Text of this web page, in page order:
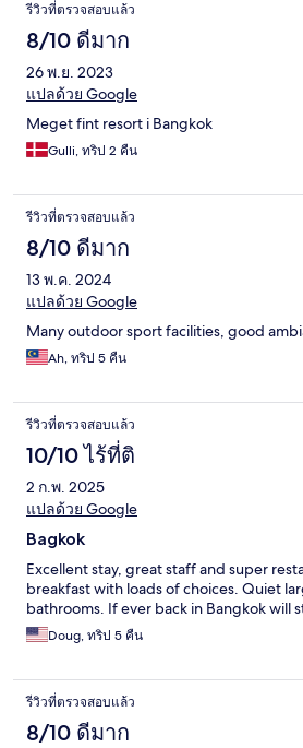
รีวิวที่ตรวจสอบแล้ว
8/10 ดีมาก
26 พ.ย. 2023
แปลด้วย Google
Meget fint resort i Bangkok
Gulli, ทริป 2 คืน
รีวิวที่ตรวจสอบแล้ว
8/10 ดีมาก
13 พ.ค. 2024
แปลด้วย Google
Many outdoor sport facilities, good
Ah, ทริป 5 คืน
รีวิวที่ตรวจสอบแล้ว
10/10 ไร้ที่ติ
2 ก.พ. 2025
แปลด้วย Google
Bagkok
Excellent stay, great staff and super
breakfast with loads of choices. Quiet
bathrooms. If ever back in Bangkok will
Doug, ทริป 5 คืน
รีวิวที่ตรวจสอบแล้ว
8/10 ดีมาก